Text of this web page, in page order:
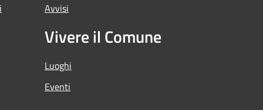
Avvisi
Vivere il Comune
Luoghi
Eventi